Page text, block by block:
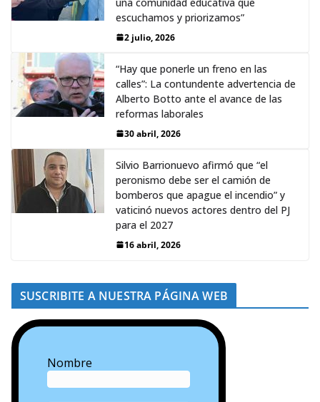
escuchamos y priorizamos”
2 julio, 2026
“Hay que ponerle un freno en las
calles”: La contundente advertencia de
Alberto Botto ante el avance de las
reformas laborales
30 abril, 2026
Silvio Barrionuevo afirmó que “el
peronismo debe ser el camión de
bomberos que apague el incendio” y
vaticinó nuevos actores dentro del PJ
para el 2027
16 abril, 2026
SUSCRIBITE A NUESTRA PÁGINA WEB
Nombre